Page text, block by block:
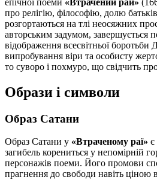
епічної поеми «Втрачений рай»
про релігію, філософію, долю
розгортаються на тлі неосяжних
авторським задумом, завершується
відображення всесвітньої боротьби
випробування віри та особисту
то суворо і похмуро, що свідчить
Образи і символи
Образ Сатани
Образ Сатани у «Втраченому раї» є
загибель корениться у непомірній
персонажів поеми. Його промови
прагнення до свободи навіть ціною